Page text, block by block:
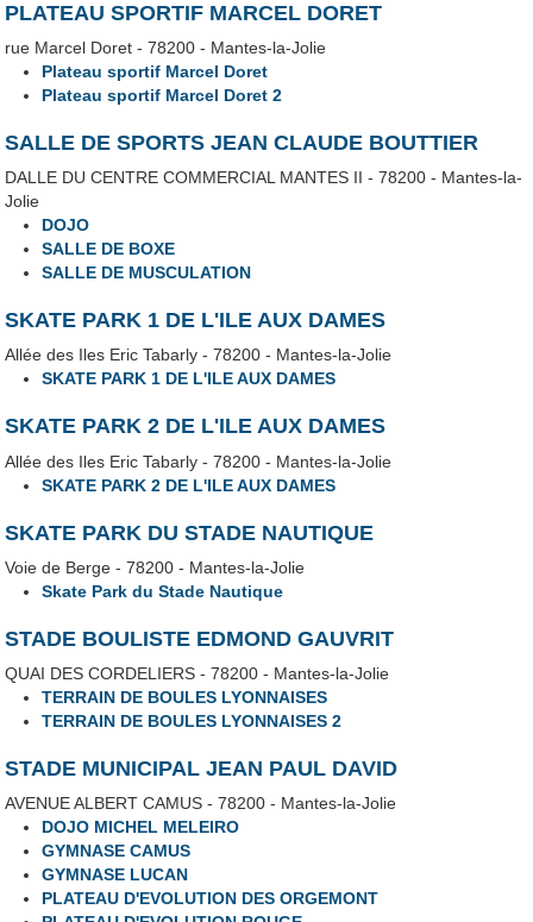
PLATEAU SPORTIF MARCEL DORET
rue Marcel Doret - 78200 - Mantes-la-Jolie
Plateau sportif Marcel Doret
Plateau sportif Marcel Doret 2
SALLE DE SPORTS JEAN CLAUDE BOUTTIER
DALLE DU CENTRE COMMERCIAL MANTES II - 78200 - Mantes-la-
Jolie
DOJO
SALLE DE BOXE
SALLE DE MUSCULATION
SKATE PARK 1 DE L'ILE AUX DAMES
Allée des Iles Eric Tabarly - 78200 - Mantes-la-Jolie
SKATE PARK 1 DE L'ILE AUX DAMES
SKATE PARK 2 DE L'ILE AUX DAMES
Allée des Iles Eric Tabarly - 78200 - Mantes-la-Jolie
SKATE PARK 2 DE L'ILE AUX DAMES
SKATE PARK DU STADE NAUTIQUE
Voie de Berge - 78200 - Mantes-la-Jolie
Skate Park du Stade Nautique
STADE BOULISTE EDMOND GAUVRIT
QUAI DES CORDELIERS - 78200 - Mantes-la-Jolie
TERRAIN DE BOULES LYONNAISES
TERRAIN DE BOULES LYONNAISES 2
STADE MUNICIPAL JEAN PAUL DAVID
AVENUE ALBERT CAMUS - 78200 - Mantes-la-Jolie
DOJO MICHEL MELEIRO
GYMNASE CAMUS
GYMNASE LUCAN
PLATEAU D'EVOLUTION DES ORGEMONT